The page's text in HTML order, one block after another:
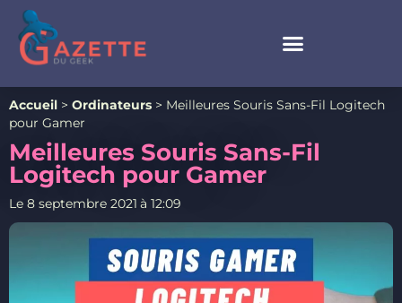
Accueil > Ordinateurs > Meilleures Souris Sans-Fil Logitech
pour Gamer
Meilleures Souris Sans-Fil
Logitech pour Gamer
Le 8 septembre 2021 à 12:09